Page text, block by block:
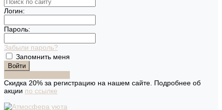
Логин:
Пароль:
Забыли пароль?
Запомнить меня
Скидка 20% за регистрацию на нашем сайте. Подробнее об
акции по ссылке